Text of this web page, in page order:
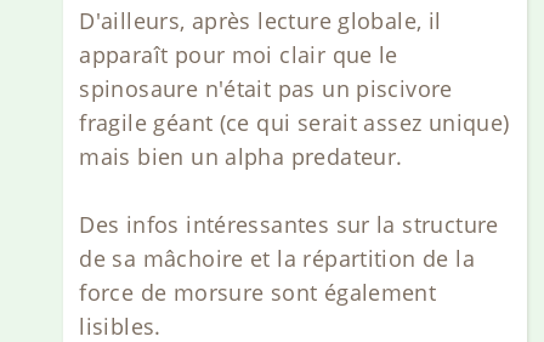
D'ailleurs, après lecture globale, il
apparaît pour moi clair que le
spinosaure n'était pas un piscivore
fragile géant (ce qui serait assez unique)
mais bien un alpha predateur.
Des infos intéressantes sur la structure
de sa mâchoire et la répartition de la
force de morsure sont également
lisibles.